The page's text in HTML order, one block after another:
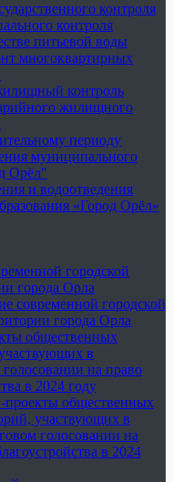
контроля
контроля
питьевой воды
многоквартирных
контроль
жилищного
периоду
муниципального
Орёл"
и водоотведения
«Город Орёл»
городской
города Орла
современной городской
города Орла
общественных
в
на право
в 2024 году
проекты общественных
участвующих в
голосовании на
в 2024